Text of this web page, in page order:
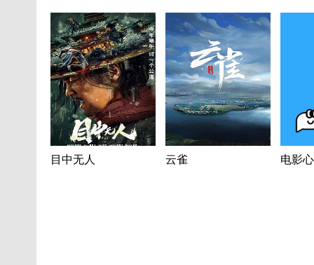
目中无人 云雀 电影